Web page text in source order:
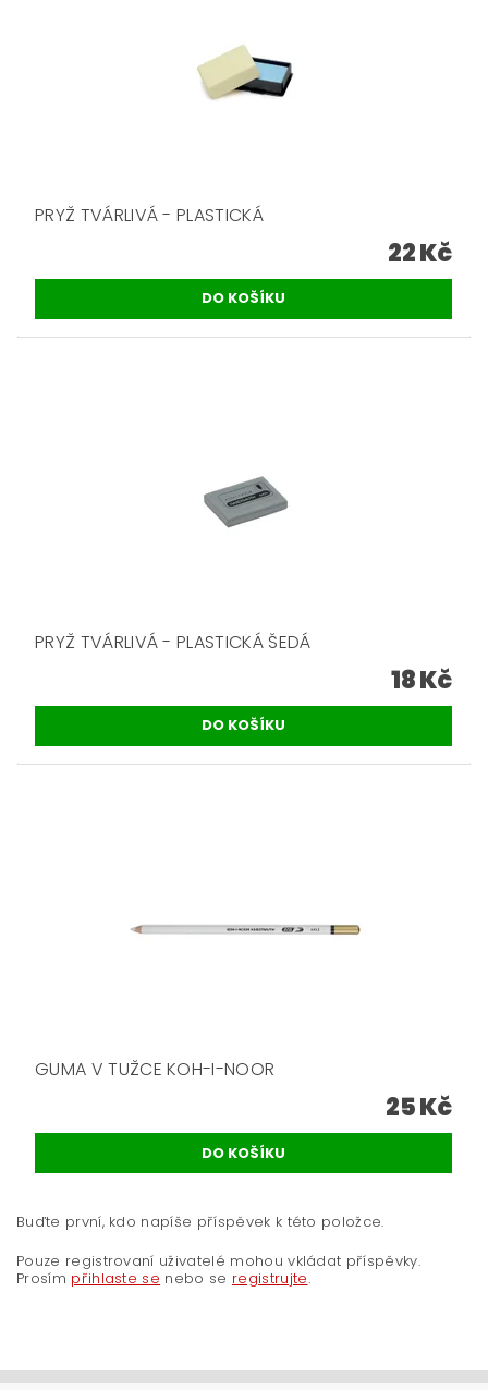
PRYŽ TVÁRLIVÁ - PLASTICKÁ
22 Kč
PRYŽ TVÁRLIVÁ - PLASTICKÁ ŠEDÁ
18 Kč
GUMA V TUŽCE KOH-I-NOOR
25 Kč
Buďte první, kdo napíše příspěvek k této položce.
Pouze registrovaní uživatelé mohou vkládat příspěvky.
Prosím přihlaste se nebo se registrujte.